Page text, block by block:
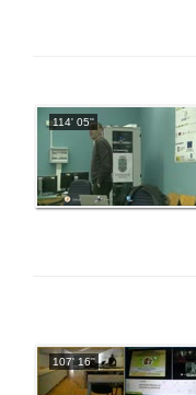
114' 05''
107' 16''